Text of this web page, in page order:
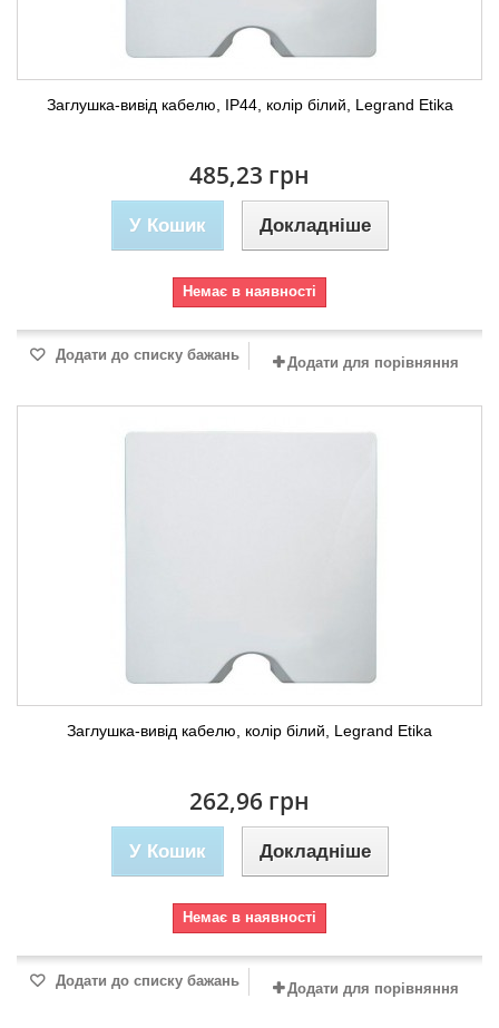
Заглушка-вивід кабелю, ІР44, колір білий, Legrand Etika
485,23 грн
У Кошик Докладніше
Немає в наявності
Додати до списку бажань Додати для порівняння
Заглушка-вивід кабелю, колір білий, Legrand Etika
262,96 грн
У Кошик Докладніше
Немає в наявності
Додати до списку бажань Додати для порівняння